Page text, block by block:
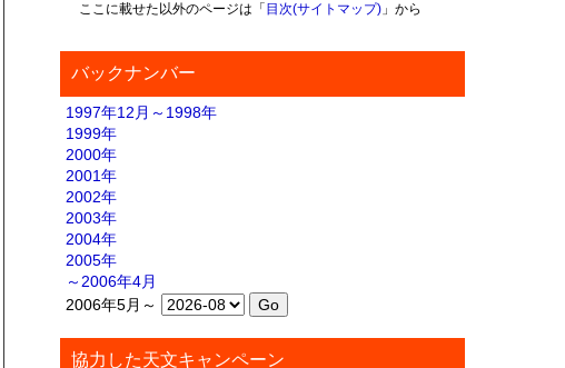
ここに載せた以外のページは「 目次(サイトマップ)」から
バックナンバー
1997年12月～1998年
1999年
2000年
2001年
2002年
2003年
2004年
2005年
～2006年4月
2006年5月～
協力した天文キャンペーン